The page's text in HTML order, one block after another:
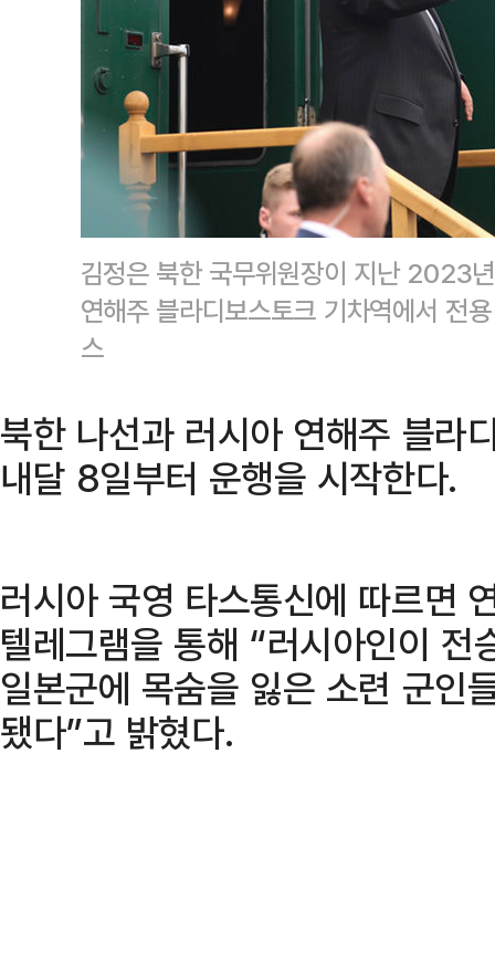
김정은 북한 국무위원장이 지난 2023
연해주 블라디보스토크 기차역에서
스
북한 나선과 러시아 연해주 블라
내달 8일부터 운행을 시작한다.
러시아 국영 타스통신에 따르면
텔레그램을 통해 “러시아인이
일본군에 목숨을 잃은 소련 군인
됐다”고 밝혔다.